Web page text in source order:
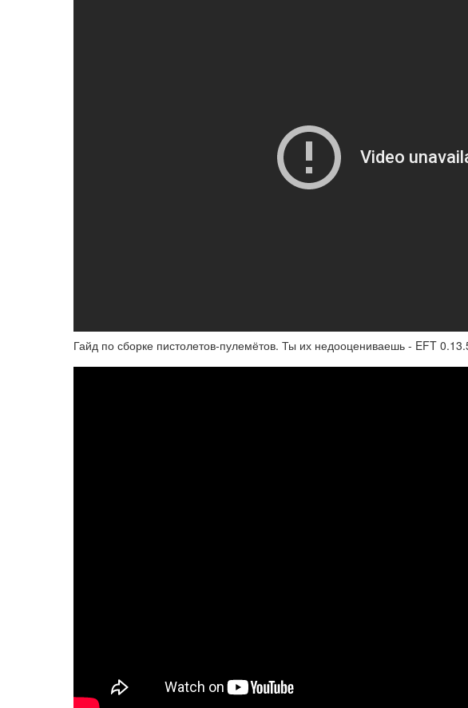
Гайд по сборке пистолетов-пулемётов. Ты их недооцениваешь - EFT